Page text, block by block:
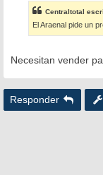
s
a
j
e
Centraltotal
El Araenal pide un
Necesitan vender
Responder